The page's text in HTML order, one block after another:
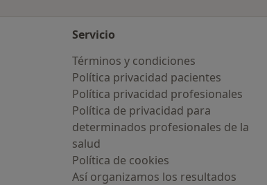
Servicio
Términos y condiciones
Política privacidad pacientes
Política privacidad profesionales
Política de privacidad para
determinados profesionales de la
salud
Política de cookies
Así organizamos los resultados